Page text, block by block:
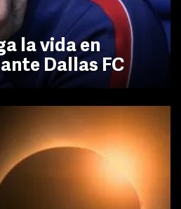
la vida en
Dallas FC